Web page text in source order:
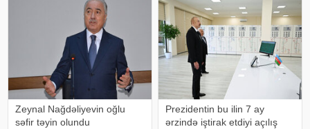
bildirilib. Son hadisəd müdiri Zeyna
Zeynal Nağdəliyevin oğlu
səfir təyin olundu
Prezidentin bu ilin 7 ay
ərzində iştirak etdiyi açılış